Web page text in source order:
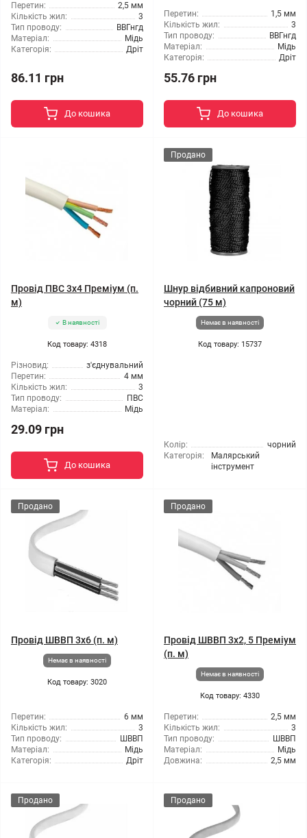
Перетин:
2,5 мм
Кількість жил:
3
Тип проводу:
ВВГнгд
Матеріал:
Мідь
Категорія:
Дріт
86.11 грн
До кошика
Перетин:
1,5 мм
Кількість жил:
3
Тип проводу:
ВВГнгд
Матеріал:
Мідь
Категорія:
Дріт
55.76 грн
До кошика
Провід ПВС 3x4 Преміум (п.
м)
В наявності
Код товару: 4318
Різновид:
з'єднувальний
Перетин:
4 мм
Кількість жил:
3
Тип проводу:
ПВС
Матеріал:
Мідь
29.09 грн
До кошика
Продано
Шнур відбивний капроновий
чорний (75 м)
Немає в наявності
Код товару: 15737
Колір:
чорний
Категорія:
Малярський
інструмент
Продано
Провід ШВВП 3x6 (п. м)
Немає в наявності
Код товару: 3020
Перетин:
6 мм
Кількість жил:
3
Тип проводу:
ШВВП
Матеріал:
Мідь
Категорія:
Дріт
Продано
Провід ШВВП 3x2, 5 Преміум
(п. м)
Немає в наявності
Код товару: 4330
Перетин:
2,5 мм
Кількість жил:
3
Тип проводу:
ШВВП
Матеріал:
Мідь
Довжина:
2,5 мм
Продано Продано